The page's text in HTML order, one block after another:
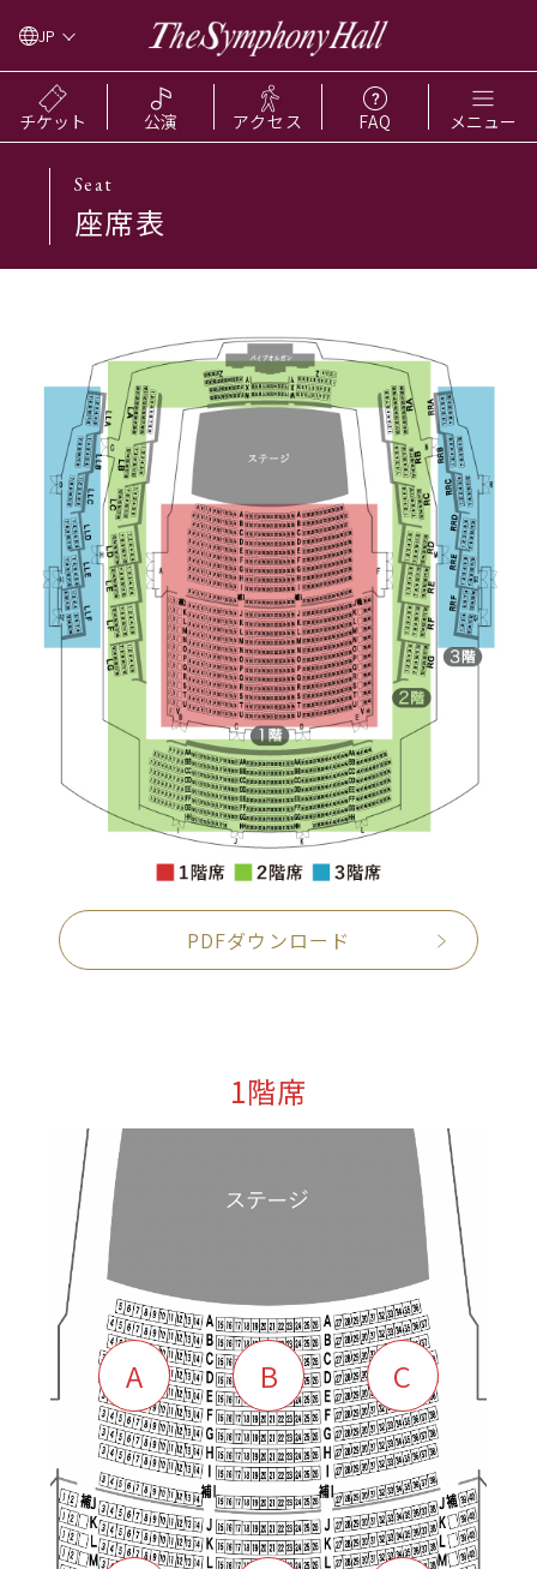
JP
チケット 公演 アクセス FAQ メニュー
Seat
座席表
PDFダウンロード
1階席
A B C